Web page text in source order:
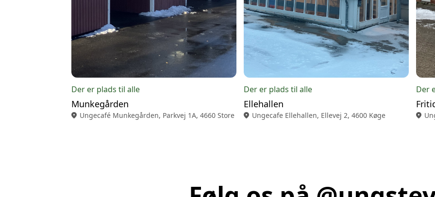
Der er plads til alle
Munkegården
location_on Ungecafé Munkegården, Parkvej 1A, 4660 Store Heddinge
Der er plads til alle
Ellehallen
location_on Ungecafe Ellehallen, Ellevej 2, 4600 Køge
Der
location_on